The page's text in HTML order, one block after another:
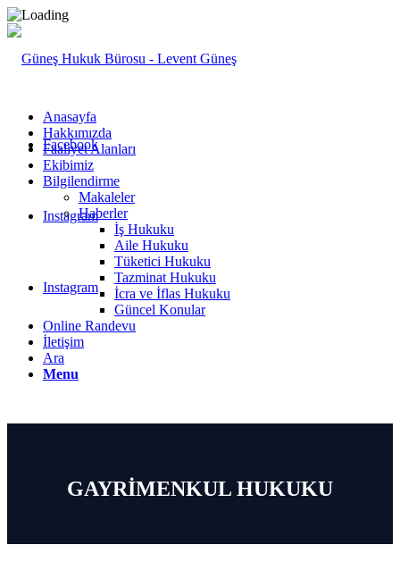
Facebook
Instagram
Instagram
Anasayfa
Hakkımızda
Faaliyet Alanları
Ekibimiz
Bilgilendirme
Makaleler
Haberler
İş Hukuku
Aile Hukuku
Tüketici Hukuku
Tazminat Hukuku
İcra ve İflas Hukuku
Güncel Konular
Online Randevu
İletişim
Ara
Menu
GAYRİMENKUL HUKUKU